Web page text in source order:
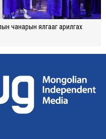
чанарын ялгааг арилгаx